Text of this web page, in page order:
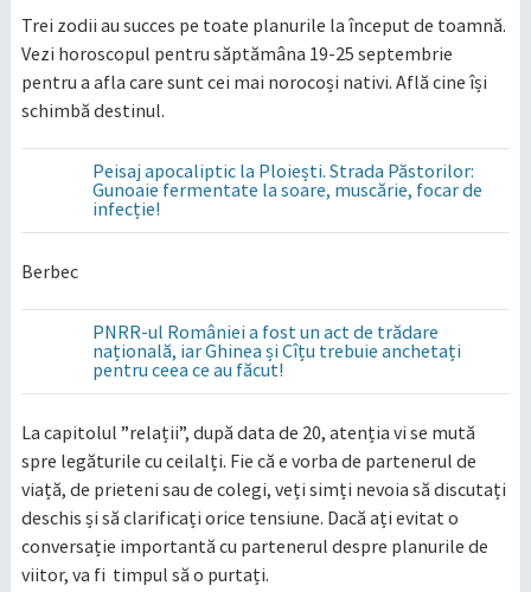
Trei zodii au succes pe toate planurile la început de toamnă.
Vezi horoscopul pentru săptămâna 19-25 septembrie
pentru a afla care sunt cei mai norocoși nativi. Află cine își
schimbă destinul.
Peisaj apocaliptic la Ploiești. Strada Păstorilor:
Gunoaie fermentate la soare, muscărie, focar de
infecție!
Berbec
PNRR-ul României a fost un act de trădare
națională, iar Ghinea și Cîțu trebuie anchetați
pentru ceea ce au făcut!
La capitolul ”relații”, după data de 20, atenția vi se mută
spre legăturile cu ceilalți. Fie că e vorba de partenerul de
viață, de prieteni sau de colegi, veți simți nevoia să discutați
deschis și să clarificați orice tensiune. Dacă ați evitat o
conversație importantă cu partenerul despre planurile de
viitor, va fi timpul să o purtați.